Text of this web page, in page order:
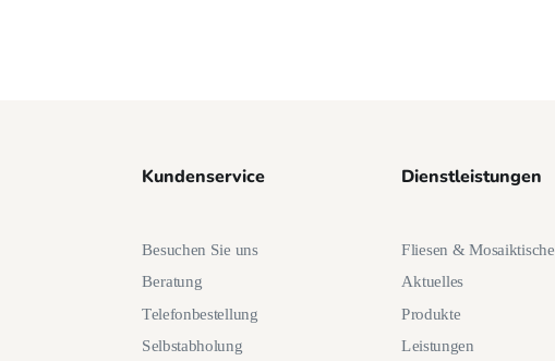
Kundenservice
Besuchen Sie uns
Beratung
Telefonbestellung
Selbstabholung
Dienstleistungen
Fliesen & Mosaiktische
Aktuelles
Produkte
Leistungen